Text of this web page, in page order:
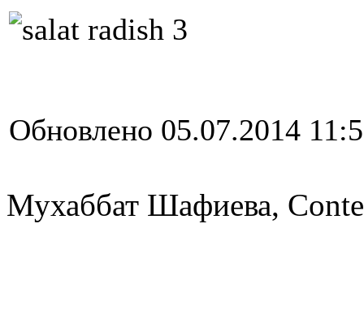
Обновлено 05.07.2014
Мухаббат Шафиева,